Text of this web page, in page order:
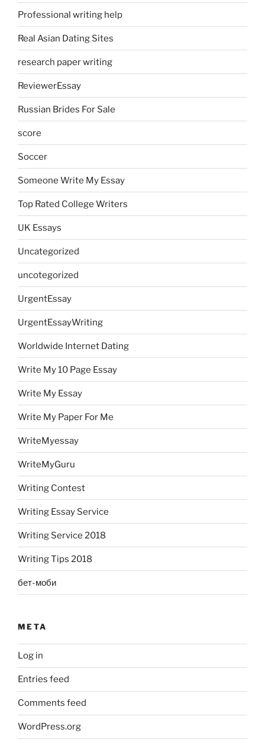
Professional writing help
Real Asian Dating Sites
research paper writing
ReviewerEssay
Russian Brides For Sale
score
Soccer
Someone Write My Essay
Top Rated College Writers
UK Essays
Uncategorized
uncotegorized
UrgentEssay
UrgentEssayWriting
Worldwide Internet Dating
Write My 10 Page Essay
Write My Essay
Write My Paper For Me
WriteMyessay
WriteMyGuru
Writing Contest
Writing Essay Service
Writing Service 2018
Writing Tips 2018
бет-моби
META
Log in
Entries feed
Comments feed
WordPress.org